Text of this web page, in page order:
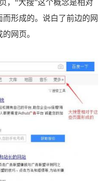
“大搜”这个概念是相对
形成的。说白了前边的网
网页。